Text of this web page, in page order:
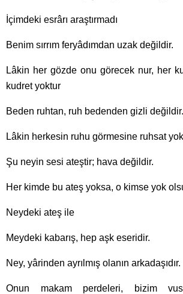
İçimdeki esrârı araştırmadı
Benim sırrım feryâdımdan uzak değildir.
Lâkin her gözde onu görecek nur, her
kudret yoktur
Beden ruhtan, ruh bedenden gizli değildir.
Lâkin herkesin ruhu görmesine ruhsat
Şu neyin sesi ateştir; hava değildir.
Her kimde bu ateş yoksa, o kimse yok
Neydeki ateş ile
Meydeki kabarış, hep aşk eseridir.
Ney, yârinden ayrılmış olanın arkadaşıdır.
Onun makam perdeleri, bizim